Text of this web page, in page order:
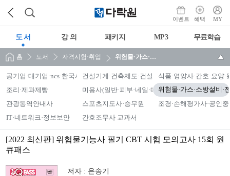
이벤트 혜택 MY
도 서 강 의 패키지 MP3 무료학습
홈 도서 자격시험·취업 위험물·가스·소방설비·전기
공기업·대기업·ncs·한국사능력검정시험건설기계·건축제도·건설안전·조종면허
식품·영양사·간호·요양·
조리·제과제빵
미용사(일반·피부·네일·메이크업)·맞춤형화장품
위험물·가스·소방설비·
관광통역안내사 스포츠지도사·승무원
조경·손해평가사·공인
IT·네트워크·정보보안
간호조무사 교과서
[2022 최신판] 위험물기능사 필기 CBT 시험 모의고사 15회 원
큐패스
저자 : 은송기